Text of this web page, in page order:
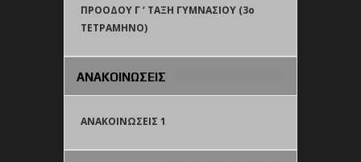
ΠΡΟΟΔΟΥ Γ ‘ ΤΑΞΗ ΓΥΜΝΑΣΙΟΥ (3o
TETΡΑΜΗΝΟ)
ΑΝΑΚΟΙΝΩΣΕΙΣ
ΑΝΑΚΟΙΝΩΣΕΙΣ 1